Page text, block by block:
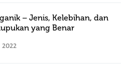
– Jenis, Kelebihan, dan
yang Benar
2022